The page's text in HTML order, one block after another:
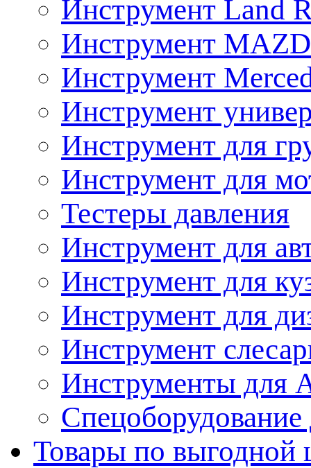
Инструмент Land
Инструмент
Инструмент
Инструмент
Инструмент для
Инструмент для
Тестеры давления
Инструмент для
Инструмент для
Инструмент для
Инструмент
Инструменты
Спецоборудование
Товары по выгодной